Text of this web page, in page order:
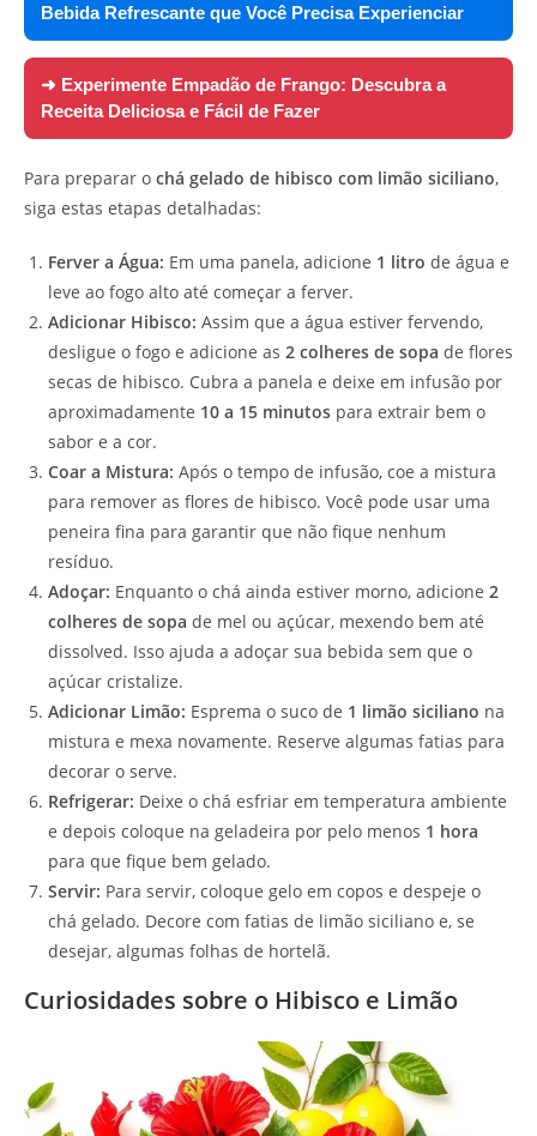
Bebida Refrescante que Você Precisa Experienciar
➜ Experimente Empadão de Frango: Descubra a
Receita Deliciosa e Fácil de Fazer
Para preparar o chá gelado de hibisco com limão siciliano,
siga estas etapas detalhadas:
Ferver a Água: Em uma panela, adicione 1 litro de água e
leve ao fogo alto até começar a ferver.
Adicionar Hibisco: Assim que a água estiver fervendo,
desligue o fogo e adicione as 2 colheres de sopa de flores
secas de hibisco. Cubra a panela e deixe em infusão por
aproximadamente 10 a 15 minutos para extrair bem o
sabor e a cor.
Coar a Mistura: Após o tempo de infusão, coe a mistura
para remover as flores de hibisco. Você pode usar uma
peneira fina para garantir que não fique nenhum
resíduo.
Adoçar: Enquanto o chá ainda estiver morno, adicione 2
colheres de sopa de mel ou açúcar, mexendo bem até
dissolved. Isso ajuda a adoçar sua bebida sem que o
açúcar cristalize.
Adicionar Limão: Esprema o suco de 1 limão siciliano na
mistura e mexa novamente. Reserve algumas fatias para
decorar o serve.
Refrigerar: Deixe o chá esfriar em temperatura ambiente
e depois coloque na geladeira por pelo menos 1 hora
para que fique bem gelado.
Servir: Para servir, coloque gelo em copos e despeje o
chá gelado. Decore com fatias de limão siciliano e, se
desejar, algumas folhas de hortelã.
Curiosidades sobre o Hibisco e Limão